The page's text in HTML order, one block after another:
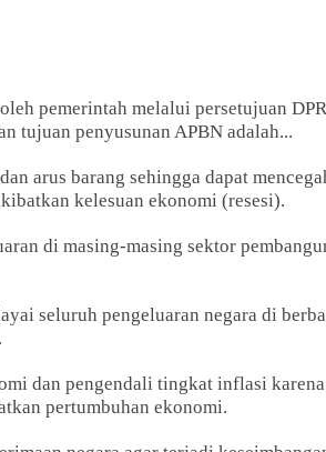
pemerintah melalui persetujuan
tujuan penyusunan APBN adalah...
arus barang sehingga dapat
kelesuan ekonomi (resesi).
di masing-masing sektor
seluruh pengeluaran negara di
dan pengendali tingkat inflasi
pertumbuhan ekonomi.